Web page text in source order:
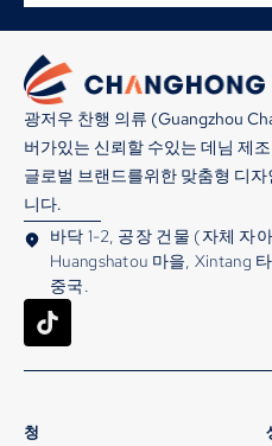
광저우 찬행 의류 (Guangzhou
버가있는 신뢰할 수있는 데님 제
글로벌 브랜드를위한 맞춤형 디
니다.
바닥 1-2, 공장 건물 (자체 자
Huangshatou 마을, Xintang
중국.
청